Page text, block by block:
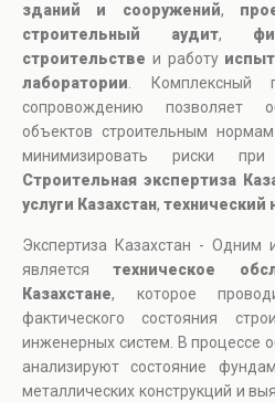
зданий и сооружений,
строительный аудит,
строительстве и работу
лаборатории . Комплексный
сопровождению позволяет
объектов строительным
минимизировать риски при
Строительная экспертиза
услуги Казахстан, технический
Экспертиза Казахстан - Одним
являетсятехническое
Казахстане, которое
фактического состояния
инженерных систем. В процессе
анализируют состояние
металлических конструкций и